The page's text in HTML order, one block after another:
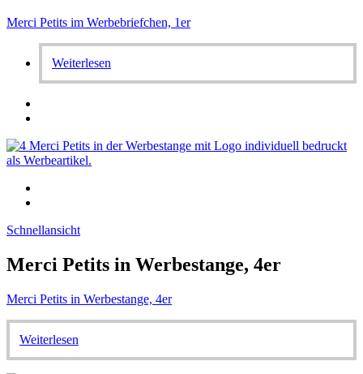
Merci Petits im Werbebriefchen, 1er
Weiterlesen
Schnellansicht
Merci Petits in Werbestange, 4er
Merci Petits in Werbestange, 4er
Weiterlesen